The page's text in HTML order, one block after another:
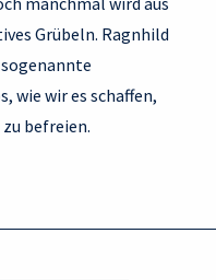
Grübeln. Ragnhild
wie wir es schaffen,
befreien.